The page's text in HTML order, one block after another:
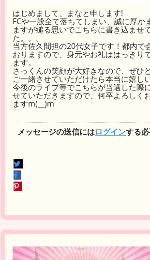
はじめまして、まなと申します!
FCや一般全て落ちてしまい、誠に厚か
ますが縋る思いでこちらに書き込ませ
た。。。
当方佐久間担の20代女子です！都内で
おりますので、身元やお礼ははっきり
ます。
さっくんの笑顔が大好きなので、ぜひ
ご一緒させていただけたら本当に嬉し
今後のライブ等でこちらが当選した際
せていただきますので、何卒よろしく
ますm(__)m
メッセージの送信にはログインする